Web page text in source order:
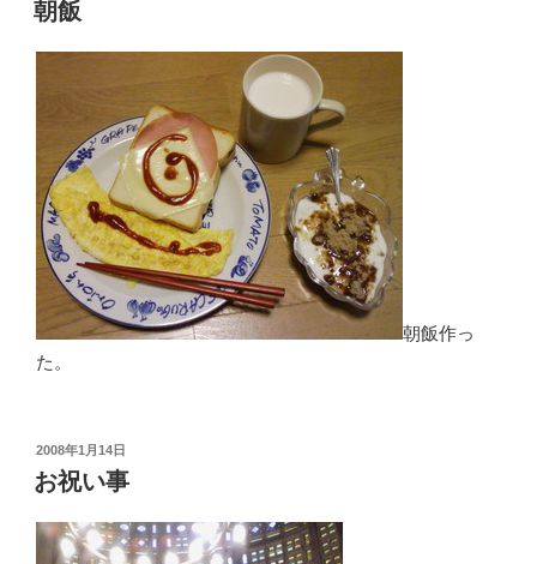
日:
朝飯
朝飯作っ
た。
投
稿
日:
2008年1月14日
お祝い事